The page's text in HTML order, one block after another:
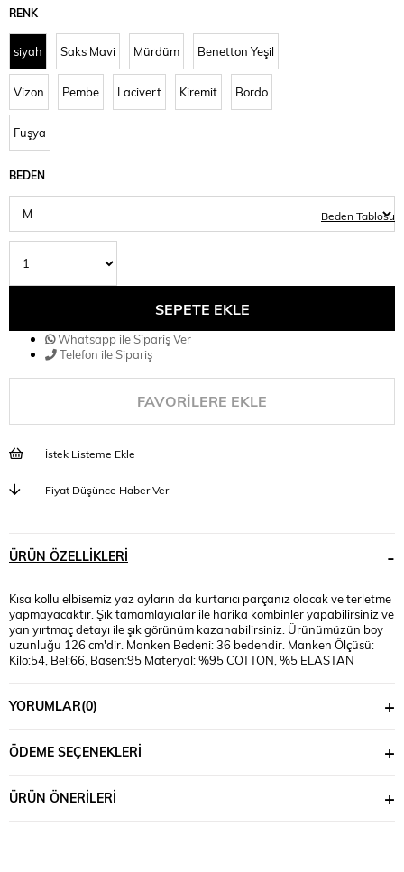
İndirim
RENK
siyah Saks Mavi Mürdüm Benetton Yeşil
Vizon Pembe Lacivert Kiremit Bordo
Fuşya
BEDEN
Beden Tablosu
Whatsapp ile Sipariş Ver
Telefon ile Sipariş
FAVORILERE EKLE
İstek Listeme Ekle
Fiyat Düşünce Haber Ver
ÜRÜN ÖZELLIKLERI
Kısa kollu elbisemiz yaz ayların da kurtarıcı parçanız olacak ve terletme
yapmayacaktır. Şık tamamlayıcılar ile harika kombinler yapabilirsiniz ve
yan yırtmaç detayı ile şık görünüm kazanabilirsiniz. Ürünümüzün boy
uzunluğu 126 cm'dir. Manken Bedeni: 36 bedendir. Manken Ölçüsü:
Kilo:54, Bel:66, Basen:95 Materyal: %95 COTTON, %5 ELASTAN
YORUMLAR(0)
ÖDEME SEÇENEKLERI
ÜRÜN ÖNERILERI